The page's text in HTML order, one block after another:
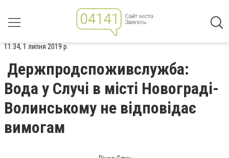
11:34, 1 липня 2019 р.
Держпродспоживслужба:
Вода у Случі в місті Новограді-
Волинському не відповідає
вимогам